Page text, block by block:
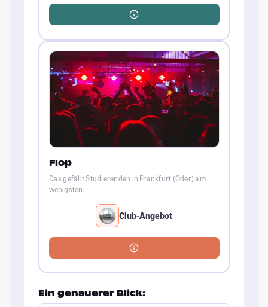
Flop
Das gefällt Studierenden in Frankfurt (Oder) am
wenigsten:
Club-Angebot
Ein genauerer Blick: